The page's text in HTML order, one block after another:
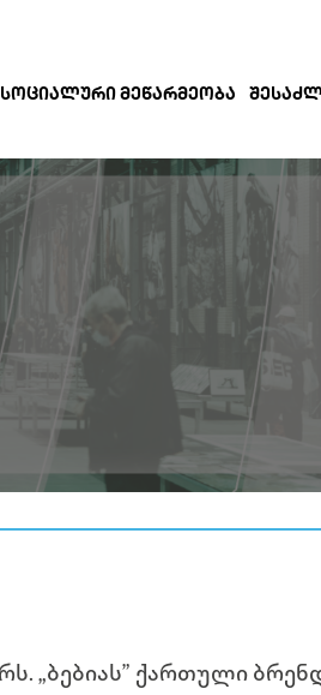
ᲡᲝᲪᲘᲐᲚᲣᲠᲘ ᲛᲔᲬᲐᲠᲛᲔᲝᲑᲐ
„ბებიას” ქართული